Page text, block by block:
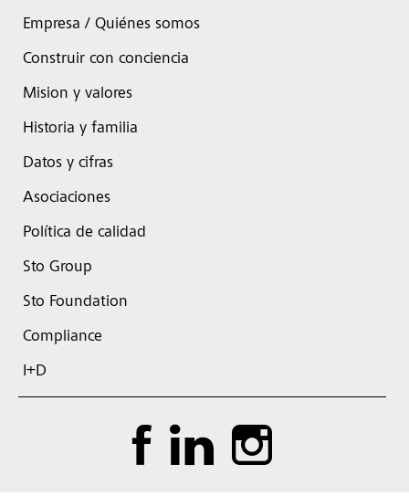
Empresa / Quiénes somos
Construir con conciencia
Mision y valores
Historia y familia
Datos y cifras
Asociaciones
Política de calidad
Sto Group
Sto Foundation
Compliance
I+D